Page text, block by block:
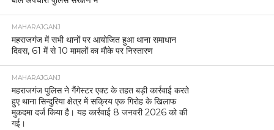
MAHARAJGANJ
महराजगंज में सभी थानों पर आयोजित हुआ थाना समाधान
दिवस, 61 में से 10 मामलों का मौके पर निस्तारण
MAHARAJGANJ
महराजगंज पुलिस ने गैंगेस्टर एक्ट के तहत बड़ी कार्रवाई करते
हुए थाना सिन्दुरिया क्षेत्र में सक्रिय एक गिरोह के खिलाफ
मुकदमा दर्ज किया है। यह कार्रवाई 8 जनवरी 2026 को की
गई।